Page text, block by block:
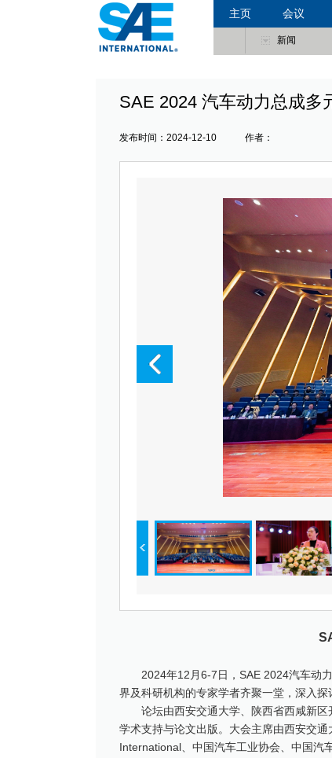
主页 会议
新闻
SAE 2024 汽车动力总成多
发布时间：2024-12-10 作者：
2024年12月6-7日，SAE 2024汽车动
界及科研机构的专家学者齐聚一堂，深入
论坛由西安交通大学、陕西省西咸新
学术支持与论文出版。大会主席由西安交
International、中国汽车工业协会、中国汽